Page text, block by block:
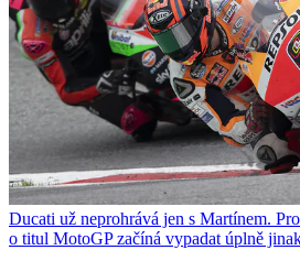
Ducati už neprohrává jen s Martínem.
o titul MotoGP začíná vypadat úplně